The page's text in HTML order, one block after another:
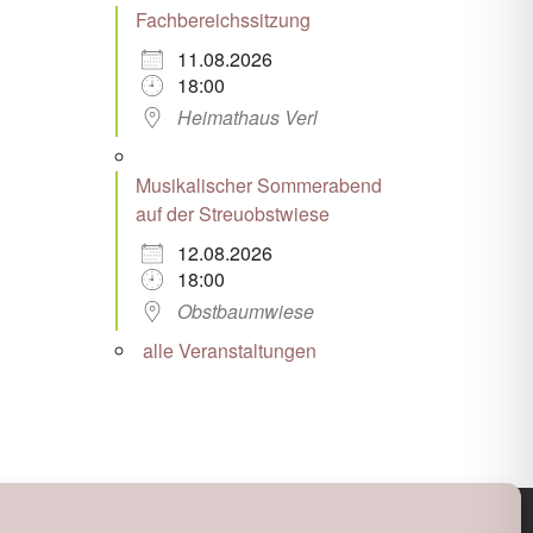
Fachbereichssitzung
11.08.2026
18:00
Heimathaus Verl
Musikalischer Sommerabend
auf der Streuobstwiese
12.08.2026
18:00
Obstbaumwiese
alle Veranstaltungen